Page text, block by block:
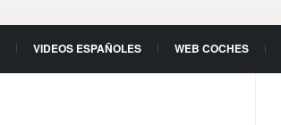
VIDEOS ESPAÑOLES WEB COCHES